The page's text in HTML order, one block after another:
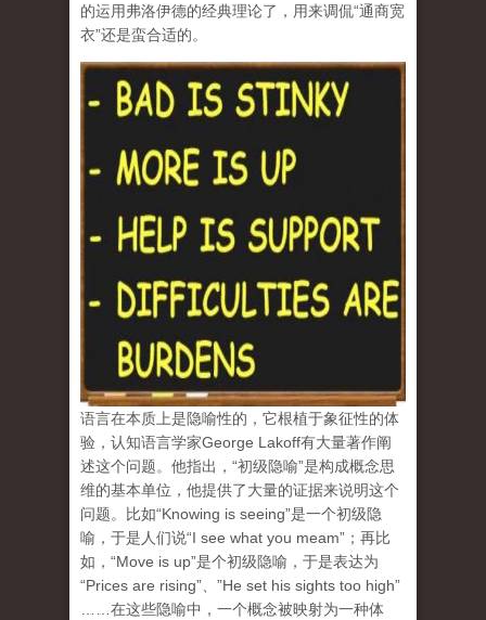
的运用弗洛伊德的经典理论了，用来调侃“通商宽
衣”还是蛮合适的。
语言在本质上是隐喻性的，它根植于象征性的体
验，认知语言学家George Lakoff有大量著作阐
述这个问题。他指出， “初级隐喻”是构成概念思
维的基本单位， 他提供了大量的证据来说明这个
问题。比如“Knowing is seeing”是一个初级隐
喻，于是人们说“I see what you meam”；再比
如，“Move is up”是个初级隐喻，于是表达为
“Prices are rising”、”He set his sights too high”
……在这些隐喻中，一个概念被映射为一种体